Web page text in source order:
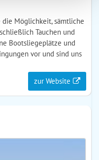
die Möglichkeit, sämtliche
Tauchen und
Bootsliegeplätze und
vor und sind uns
zur Website